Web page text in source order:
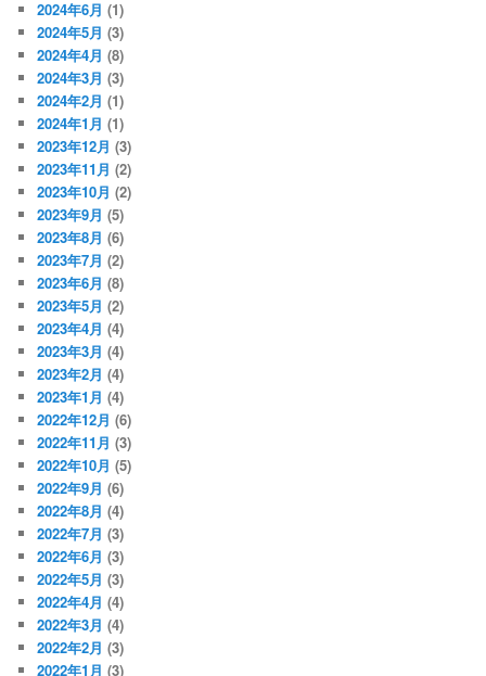
2024年6月 (1)
2024年5月 (3)
2024年4月 (8)
2024年3月 (3)
2024年2月 (1)
2024年1月 (1)
2023年12月 (3)
2023年11月 (2)
2023年10月 (2)
2023年9月 (5)
2023年8月 (6)
2023年7月 (2)
2023年6月 (8)
2023年5月 (2)
2023年4月 (4)
2023年3月 (4)
2023年2月 (4)
2023年1月 (4)
2022年12月 (6)
2022年11月 (3)
2022年10月 (5)
2022年9月 (6)
2022年8月 (4)
2022年7月 (3)
2022年6月 (3)
2022年5月 (3)
2022年4月 (4)
2022年3月 (4)
2022年2月 (3)
2022年1月 (3)